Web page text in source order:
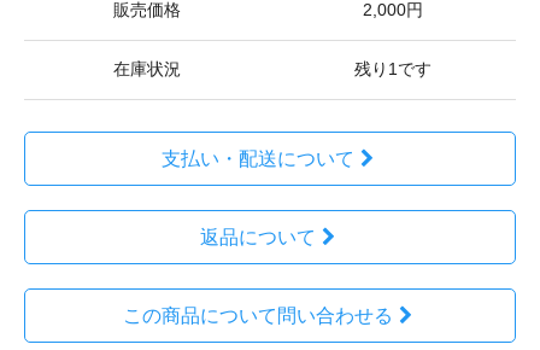
販売価格 2,000円
在庫状況 残り1です
支払い・配送について
返品について
この商品について問い合わせる